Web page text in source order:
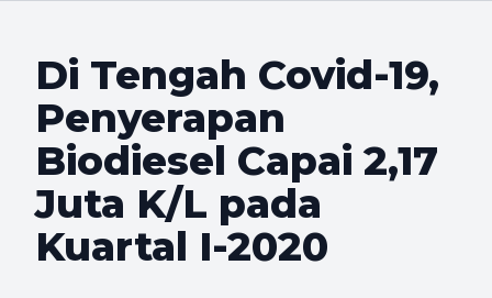
Di Tengah Covid-19,
Penyerapan
Biodiesel Capai 2,17
Juta K/L pada
Kuartal I-2020